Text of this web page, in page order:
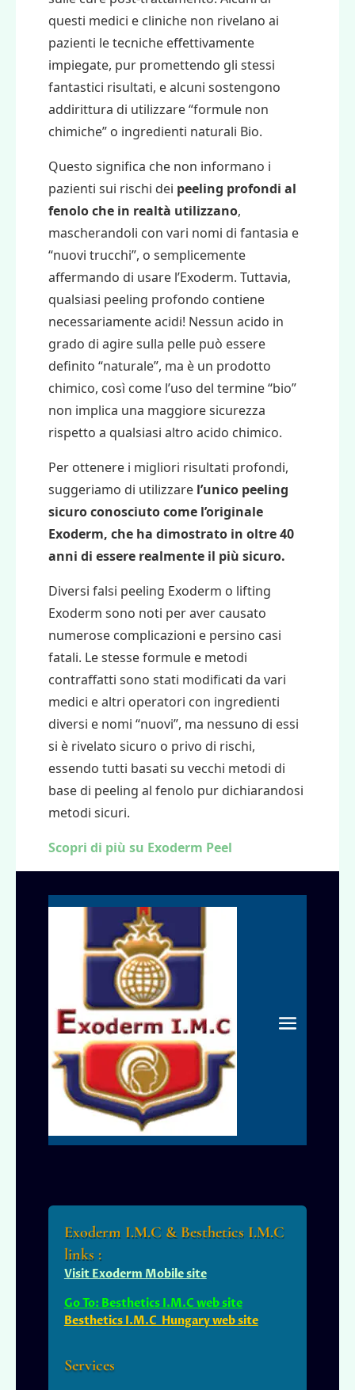
questi medici e cliniche non rivelano ai
pazienti le tecniche effettivamente
impiegate, pur promettendo gli stessi
fantastici risultati, e alcuni sostengono
addirittura di utilizzare “formule non
chimiche” o ingredienti naturali Bio.
Questo significa che non informano i
pazienti sui rischi dei peeling profondi al
fenolo che in realtà utilizzano,
mascherandoli con vari nomi di fantasia e
“nuovi trucchi”, o semplicemente
affermando di usare l’Exoderm. Tuttavia,
qualsiasi peeling profondo contiene
necessariamente acidi! Nessun acido in
grado di agire sulla pelle può essere
definito “naturale”, ma è un prodotto
chimico, così come l’uso del termine “bio”
non implica una maggiore sicurezza
rispetto a qualsiasi altro acido chimico.
Per ottenere i migliori risultati profondi,
suggeriamo di utilizzare l’unico peeling
sicuro conosciuto come l’originale
Exoderm, che ha dimostrato in oltre 40
anni di essere realmente il più sicuro.
Diversi falsi peeling Exoderm o lifting
Exoderm sono noti per aver causato
numerose complicazioni e persino casi
fatali. Le stesse formule e metodi
contraffatti sono stati modificati da vari
medici e altri operatori con ingredienti
diversi e nomi “nuovi”, ma nessuno di essi
si è rivelato sicuro o privo di rischi,
essendo tutti basati su vecchi metodi di
base di peeling al fenolo pur dichiarandosi
metodi sicuri.
Scopri di più su Exoderm Peel
Exoderm I.M.C & Besthetics I.M.C
links :
Visit Exoderm Mobile site
Go To: Besthetics I.M.C web site
Besthetics I.M.C Hungary web site
Services